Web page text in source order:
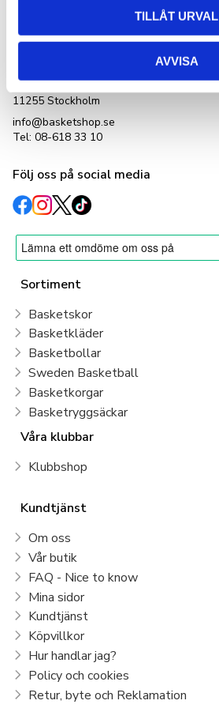
TILLÅT URVAL
AVVISA
Basketshop Sverige
Adlerbethsgatan 19,
11255 Stockholm
info@basketshop.se
Tel: 08-618 33 10
Följ oss på social media
Sortiment
Basketskor
Basketkläder
Basketbollar
Sweden Basketball
Basketkorgar
Basketryggsäckar
Våra klubbar
Klubbshop
Kundtjänst
Om oss
Vår butik
FAQ - Nice to know
Mina sidor
Kundtjänst
Köpvillkor
Hur handlar jag?
Policy och cookies
Retur, byte och Reklamation